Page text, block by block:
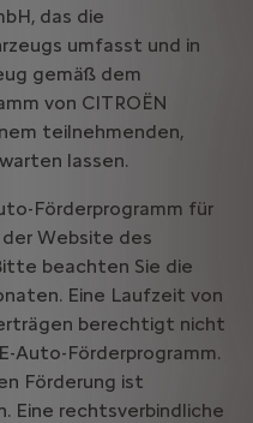
das die
umfasst und in
gemäß dem
von CITROËN
teilnehmenden,
lassen.
Förderprogramm für
Website des
beachten Sie die
Eine Laufzeit von
berechtigt nicht
Auto-Förderprogramm.
Förderung ist
Eine rechtsverbindliche